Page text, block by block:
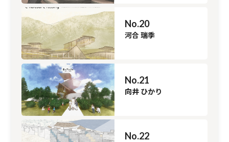
No.20
河合 瑞季
No.21
向井 ひかり
No.22